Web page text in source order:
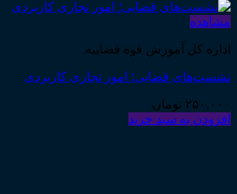
مشاهده
اداره کل آموزش قوه قضاییه
نشست‌های قضایی؛ امور تجاری کاربردی
۲۵۰,۰۰۰ تومان
افزودن به سبد خرید